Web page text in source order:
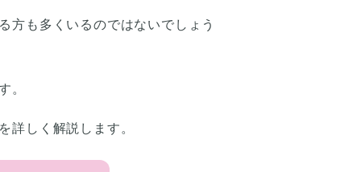
方も多くいるのではないでしょう
。
詳しく解説します。